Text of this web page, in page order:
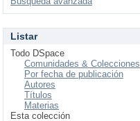
Listar
Todo DSpace
Comunidades & Colecciones
Por fecha de publicación
Autores
Títulos
Materias
Esta colección